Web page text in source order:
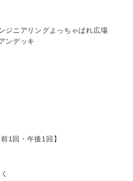
ジニアリングよっちゃばれ広場
ンデッキ
1回・午後1回】